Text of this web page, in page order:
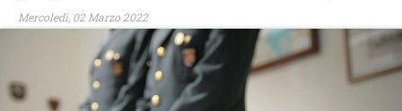
Mercoledì, 02 Marzo 2022